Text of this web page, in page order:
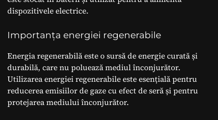
dispozitivele electrice.
Importanța energiei regenerabile
Energia regenerabilă este o sursă de energie curată și
durabilă, care nu poluează mediul înconjurător.
Utilizarea energiei regenerabile este esențială pentru
reducerea emisiilor de gaze cu efect de seră și pentru
protejarea mediului înconjurător.